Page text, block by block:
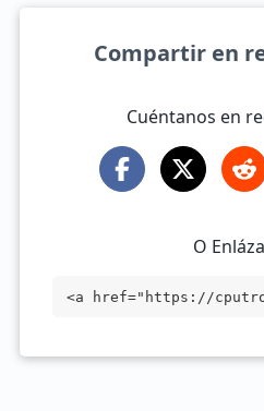
Compartir en
Cuéntanos en
O
<a href="https://